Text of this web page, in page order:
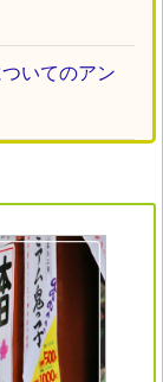
いてのアン